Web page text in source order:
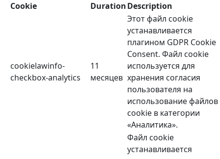
Cookie
DurationDescription
cookielawinfo-
checkbox-analytics
11
месяцев
Этот файл cookie
устанавливается
плагином GDPR Cookie
Consent. Файл cookie
используется для
хранения согласия
пользователя на
использование файлов
cookie в категории
«Аналитика».
Файл cookie
устанавливается